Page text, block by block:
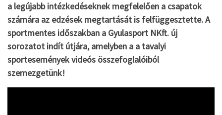
a legújabb intézkedéseknek megfelelően a csapatok
számára az edzések megtartását is felfüggesztette. A
sportmentes időszakban a Gyulasport NKft. új
sorozatot indít útjára, amelyben a a tavalyi
sportesemények videós összefoglalóiból
szemezgetünk!